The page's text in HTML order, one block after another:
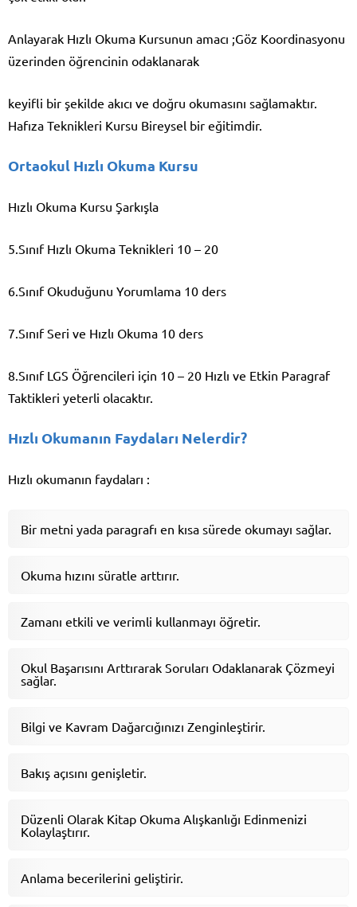
Anlayarak Hızlı Okuma Kursunun amacı ;Göz Koordinasyonu
üzerinden öğrencinin odaklanarak
keyifli bir şekilde akıcı ve doğru okumasını sağlamaktır.
Hafıza Teknikleri Kursu Bireysel bir eğitimdir.
Ortaokul Hızlı Okuma Kursu
Hızlı Okuma Kursu Şarkışla
5.Sınıf Hızlı Okuma Teknikleri 10 – 20
6.Sınıf Okuduğunu Yorumlama 10 ders
7.Sınıf Seri ve Hızlı Okuma 10 ders
8.Sınıf LGS Öğrencileri için 10 – 20 Hızlı ve Etkin Paragraf
Taktikleri yeterli olacaktır.
Hızlı Okumanın Faydaları Nelerdir?
Hızlı okumanın faydaları :
Bir metni yada paragrafı en kısa sürede okumayı sağlar.
Okuma hızını süratle arttırır.
Zamanı etkili ve verimli kullanmayı öğretir.
Okul Başarısını Arttırarak Soruları Odaklanarak Çözmeyi
sağlar.
Bilgi ve Kavram Dağarcığınızı Zenginleştirir.
Bakış açısını genişletir.
Düzenli Olarak Kitap Okuma Alışkanlığı Edinmenizi
Kolaylaştırır.
Anlama becerilerini geliştirir.